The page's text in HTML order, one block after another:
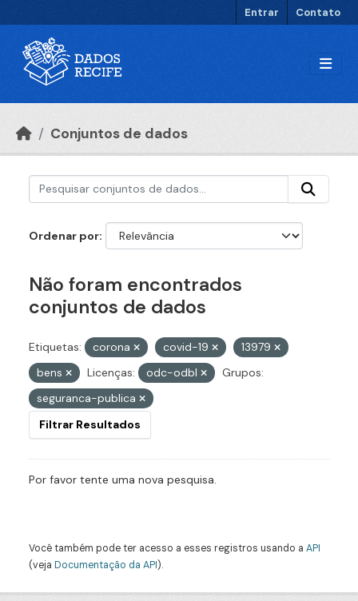
Entrar Contato
Conjuntos de dados
Ordenar por
Não foram encontrados
conjuntos de dados
Etiquetas: corona covid-19
13979
bens
Licenças: odc-odbl
Grupos:
seguranca-publica
Filtrar Resultados
Por favor tente uma nova pesquisa.
Você também pode ter acesso a esses registros usando a API
(veja Documentação da API).